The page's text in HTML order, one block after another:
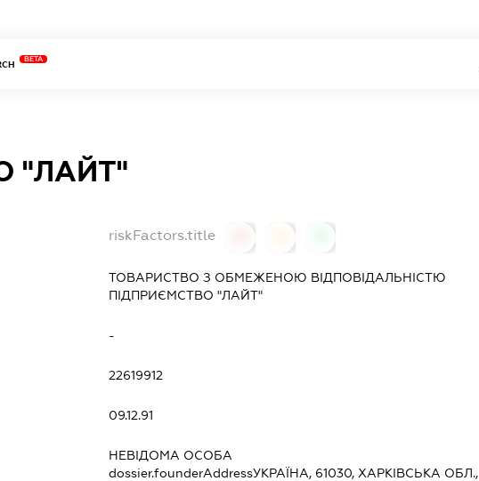
BETA
"ЛАЙТ"
riskFactors.title
ТОВАРИСТВО З ОБМЕЖЕНОЮ ВІДПОВІДАЛЬНІСТЮ
ПІДПРИЄМСТВО "ЛАЙТ"
-
22619912
09.12.91
НЕВІДОМА ОСОБА
dossier.founderAddressУКРАЇНА, 61030, ХАРКІВСЬКА ОБЛ.,